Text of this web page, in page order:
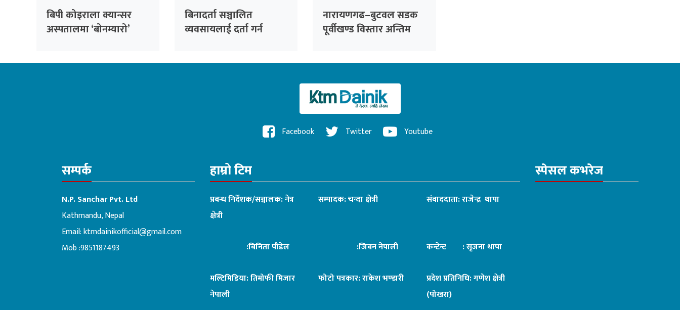
बिपी कोइराला क्यान्सर
अस्पतालमा ‘बोनम्यारो’
बिनादर्ता सञ्चालित
व्यवसायलाई दर्ता गर्न
नारायणगढ–बुटवल सडक
पूर्वीखण्ड विस्तार अन्तिम
Facebook Twitter Youtube
सम्पर्क
N.P. Sanchar Pvt. Ltd
Kathmandu, Nepal
Email:ktmdainikofficial@gmail.com
Mob :9851187493
हाम्रो टिम
प्रबन्ध निर्देशक/सञ्चालक: नेत्र
क्षेत्री
सम्पादक: चन्दा क्षेत्री संवाददाता: राजेन्द्र थापा
:बिनिता पौडेल :जिबन नेपाली कन्टेन्ट : सृजना थापा
मल्टिमिडिया: तिमोफी मिजार
नेपाली
फोटो पत्रकार: राकेश भण्डारी
प्रदेश प्रतिनिधि: गणेश क्षेत्री
(पोखरा)
स्पेसल कभरेज